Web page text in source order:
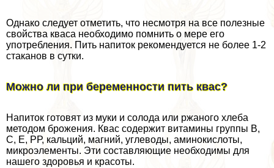
Однако следует отметить, что несмотря на все полезные
свойства кваса необходимо помнить о мере его
употрeбления. Пить напиток рекомендуется не более 1-2
стаканов в сутки.
Можно ли при беременности пить квас?
Напиток готовят из муки и солода или ржаного хлеба
методом брожения. Квас содержит витамины группы В,
С, Е, РР, кальций, магний, углеводы, аминокислоты,
микроэлементы. Эти составляющие необходимы для
нашего здоровья и красоты.